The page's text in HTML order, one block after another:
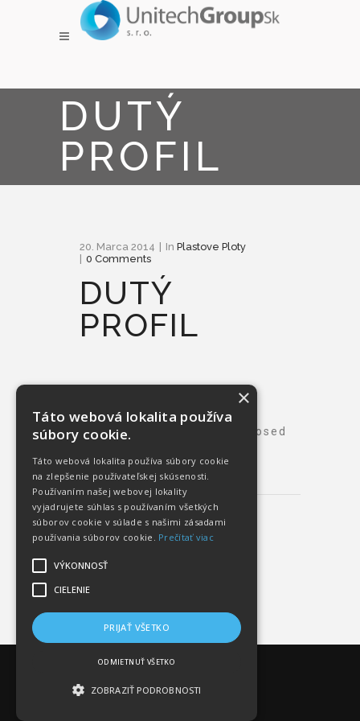
DUTÝ
PROFIL
20. Marca 2014 In Plastove Ploty
0 Comments
DUTÝ
PROFIL
Sorry, the comment form is closed
×
Táto webová lokalita používa
súbory cookie.
Táto webová lokalita používa súbory cookie
na zlepšenie používateľskej skúsenosti.
Používaním našej webovej lokality
vyjadrujete súhlas s používaním všetkých
súborov cookie v súlade s našimi zásadami
používania súborov cookie. Prečítať viac
VÝKONNOSŤ
CIELENIE
PRIJAŤ VŠETKO
ODMIETNUŤ VŠETKO
ZOBRAZIŤ PODROBNOSTI